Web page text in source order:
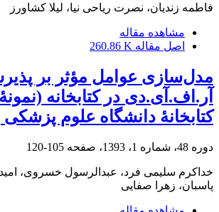
فاطمه زندیان، نصرت ریاحی نیا، لیلا کشاورز
مشاهده مقاله
اصل مقاله 260.86 K
مدل‌سازی عوامل مؤثر بر
آر.اف.آی.دی در کتابخانه
کتابخانۀ دانشگاه علوم
دوره 48، شماره 1، 1393، صفحه 105-120
خداکرم سلیمی فرد، عبدالرسول خسروی،
پاسبان، زهرا صفایی